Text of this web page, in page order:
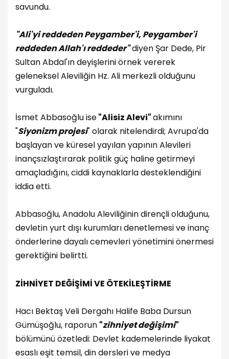
savundu.
"Ali'yi reddeden Peygamber'i, Peygamber'i
reddeden Allah'ı reddeder"diyen Şar Dede, Pir
Sultan Abdal'ın deyişlerini örnek vererek
geleneksel Aleviliğin Hz. Ali merkezli olduğunu
vurguladı.
İsmet Abbasoğlu ise"Alisiz Alevi"akımını
"Siyonizm projesi" olarak nitelendirdi; Avrupa'da
başlayan ve küresel yayılan yapının Alevileri
inançsızlaştırarak politik güç haline getirmeyi
amaçladığını, ciddi kaynaklarla desteklendiğini
iddia etti.
Abbasoğlu, Anadolu Aleviliğinin dirençli olduğunu,
devletin yurt dışı kurumları denetlemesi ve inanç
önderlerine dayalı cemevleri yönetimini önermesi
gerektiğini belirtti.
ZİHNİYET DEĞİŞİMİ VE ÖTEKİLEŞTİRME
Hacı Bektaş Veli Dergahı Halife Baba Dursun
Gümüşoğlu, raporun "zihniyet değişimi"
bölümünü özetledi: Devlet kademelerinde liyakat
esaslı eşit temsil, din dersleri ve medya